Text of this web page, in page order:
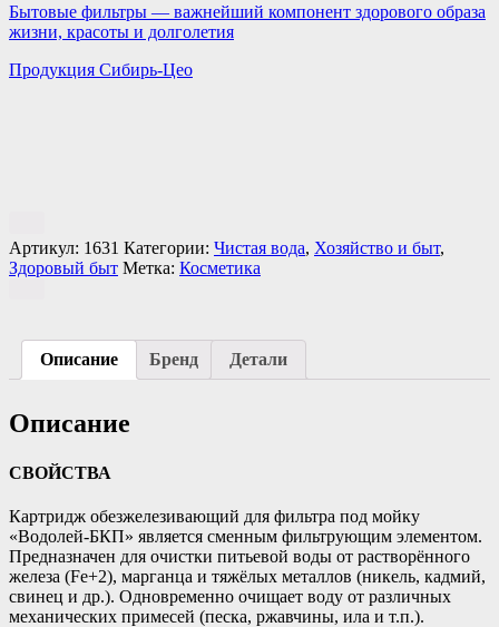
Бытовые фильтры — важнейший компонент здорового образа
жизни, красоты и долголетия
Продукция Сибирь-Цео
Артикул: 1631 Категории: Чистая вода, Хозяйство и быт,
Здоровый быт Метка: Косметика
Описание Бренд Детали
Описание
СВОЙСТВА
Картридж обезжелезивающий для фильтра под мойку
«Водолей-БКП» является сменным фильтрующим элементом.
Предназначен для очистки питьевой воды от растворённого
железа (Fe+2), марганца и тяжёлых металлов (никель, кадмий,
свинец и др.). Одновременно очищает воду от различных
механических примесей (песка, ржавчины, ила и т.п.).